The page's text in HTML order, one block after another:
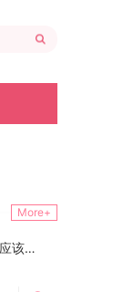
More+
关于梦幻西游龙宫经脉点法的操作应该怎样